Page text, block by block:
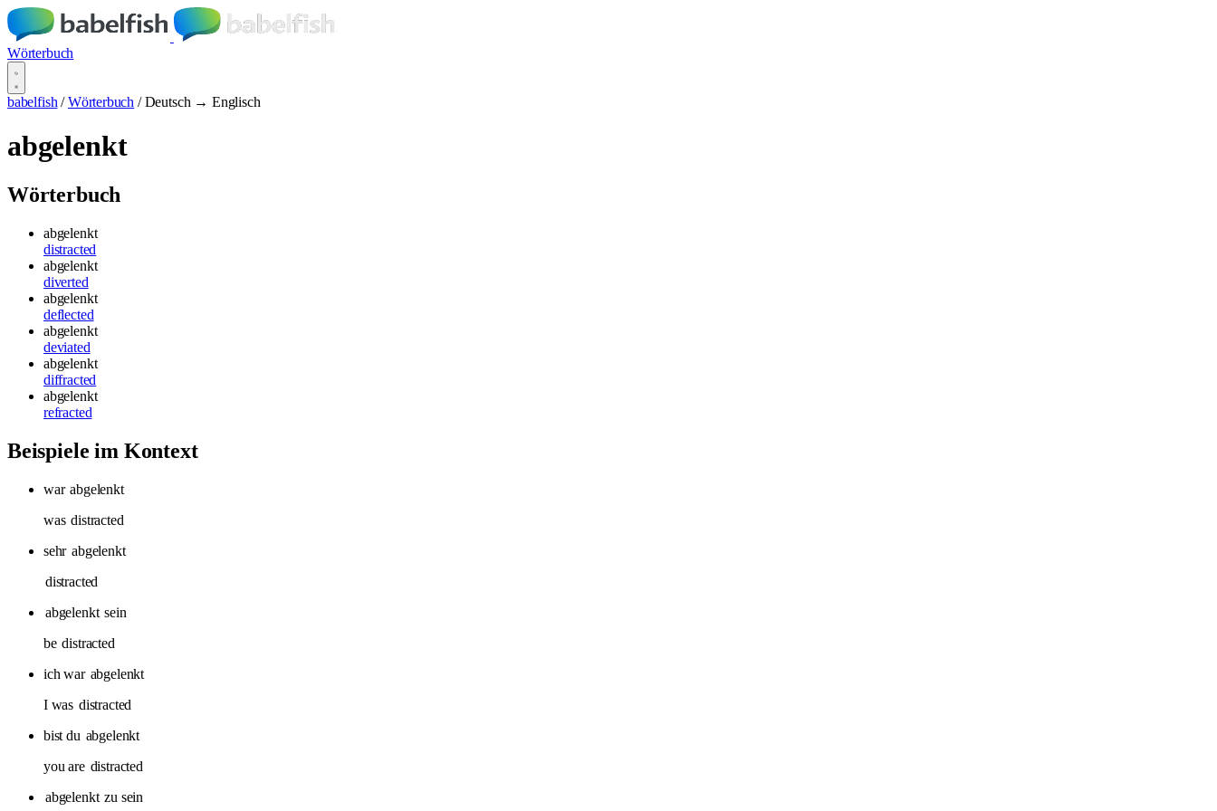
Wörterbuch
babelfish / Wörterbuch / Deutsch → Englisch
abgelenkt
Wörterbuch
abgelenkt
distracted
abgelenkt
diverted
abgelenkt
deflected
abgelenkt
deviated
abgelenkt
diffracted
abgelenkt
refracted
Beispiele im Kontext
war abgelenkt
was distracted
sehr abgelenkt
distracted
abgelenkt sein
be distracted
ich war abgelenkt
I was distracted
bist du abgelenkt
you are distracted
abgelenkt zu sein